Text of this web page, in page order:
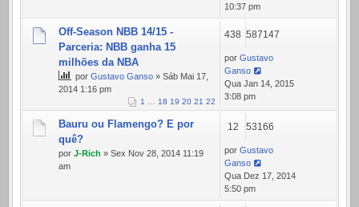
10:37 pm
Off-Season NBB 14/15 -
Parceria: NBB ganha 15
milhões da NBA
por Gustavo Ganso » Sáb Mai 17,
2014 1:16 pm
1 … 18 19 20 21 22
438 587147
por Gustavo
Ganso
Qua Jan 14, 2015
3:08 pm
Bauru ou Flamengo? E por
quê?
por J-Rich » Sex Nov 28, 2014 11:19
am
12 53166
por Gustavo
Ganso
Qua Dez 17, 2014
5:50 pm